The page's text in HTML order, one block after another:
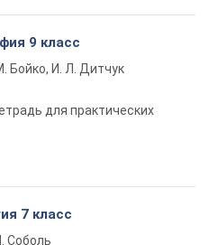
9 класс
Бойко, И. Л. Дитчук
для практических
7 класс
Соболь